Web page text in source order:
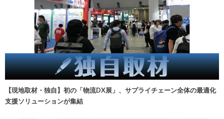
【現地取材・独自】初の「物流DX展」、サプライチェーン全体の最適化
支援ソリューションが集結